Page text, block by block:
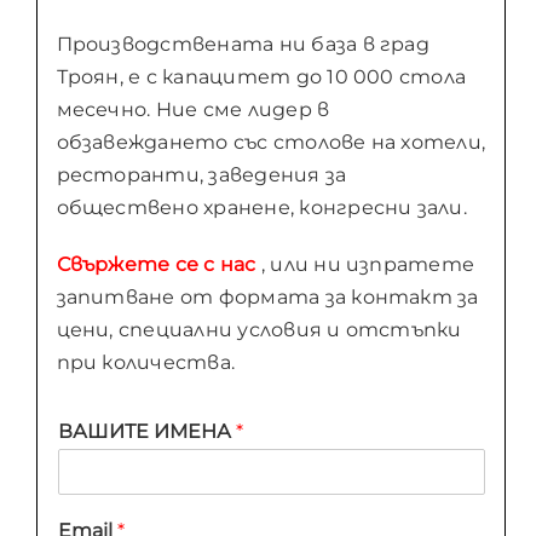
Производствената ни база в град
Троян, е с капацитет до 10 000 стола
месечно. Ние сме лидер в
обзавеждането със столове на хотели,
ресторанти, заведения за
обществено хранене, конгресни зали.
Свържете се с нас , или ни изпратете
запитване от формата за контакт за
цени, специални условия и отстъпки
при количества.
ВАШИТЕ ИМЕНА *
Email *